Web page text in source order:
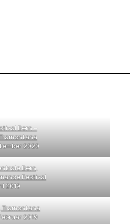
Bern –
2020
Bern,
Festival
2019
Tramontana
2019